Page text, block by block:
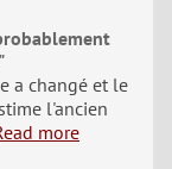
a changé et le
l'ancien
more